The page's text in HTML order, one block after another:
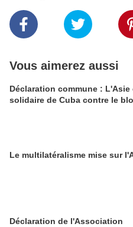
Vous aimerez aussi
Déclaration commune : L'Asie
solidaire de Cuba contre le
Le multilatéralisme mise sur
Déclaration de l'Association